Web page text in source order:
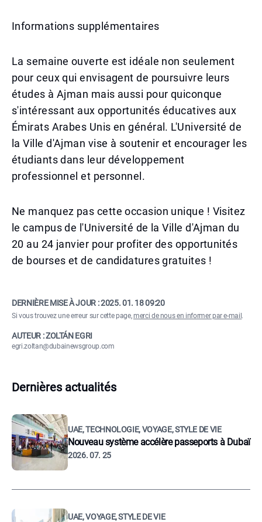
Informations supplémentaires
La semaine ouverte est idéale non seulement
pour ceux qui envisagent de poursuivre leurs
études à Ajman mais aussi pour quiconque
s'intéressant aux opportunités éducatives aux
Émirats Arabes Unis en général. L'Université de
la Ville d'Ajman vise à soutenir et encourager les
étudiants dans leur développement
professionnel et personnel.
Ne manquez pas cette occasion unique ! Visitez
le campus de l'Université de la Ville d'Ajman du
20 au 24 janvier pour profiter des opportunités
de bourses et de candidatures gratuites !
DERNIÈRE MISE À JOUR :2025. 01. 18 09:20
Si vous trouvez une erreur sur cette page,merci de nous en informer par e-mail .
AUTEUR : ZOLTÁN EGRI
egri.zoltan@dubainewsgroup.com
Dernières actualités
UAE, TECHNOLOGIE, VOYAGE, STYLE DE VIE
Nouveau système accélère passeports à Dubaï
2026. 07. 25
UAE, VOYAGE, STYLE DE VIE